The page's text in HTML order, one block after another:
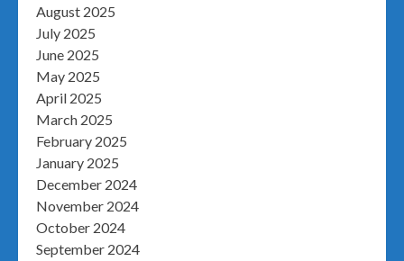
August 2025
July 2025
June 2025
May 2025
April 2025
March 2025
February 2025
January 2025
December 2024
November 2024
October 2024
September 2024